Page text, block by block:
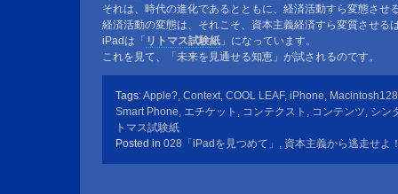
それは、時代の進化であるとともに、経済活動すら変態させ
経済活動の変態は、それこそ、資本主義経済すら変質させる
iPadは「 リトマス試験紙 」になっています。
これを見て、「未来を見通せる知恵」が試されるのです。
Tags:Apple?, Context, COOL LEAF, iPhone,
Smart Phone, エチケット , コンテクスト , コンテンツ, シン
トマス試験紙
Posted in 028「iPadを見つめて」 , 資本主義から逃走せよ